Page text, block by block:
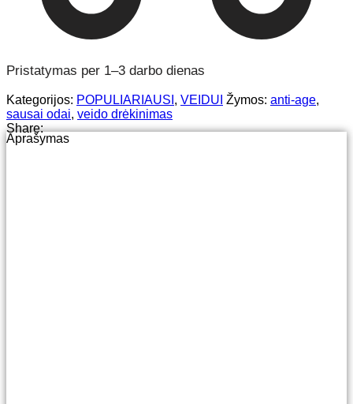
Pristatymas per 1–3 darbo dienas
Kategorijos: POPULIARIAUSI , VEIDUI Žymos: anti-age,
sausai odai, veido drėkinimas
Share:
Aprašymas